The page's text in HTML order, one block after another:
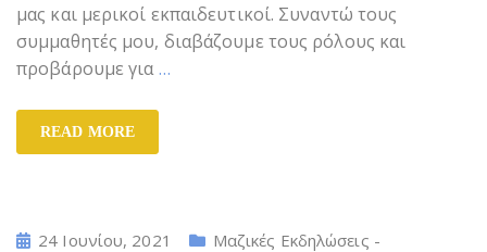
μας και μερικοί εκπαιδευτικοί. Συναντώ τους
συμμαθητές μου, διαβάζουμε τους ρόλους και
προβάρουμε για…
READ MORE
24 Ιουνίου, 2021
Μαζικές Εκδηλώσεις -